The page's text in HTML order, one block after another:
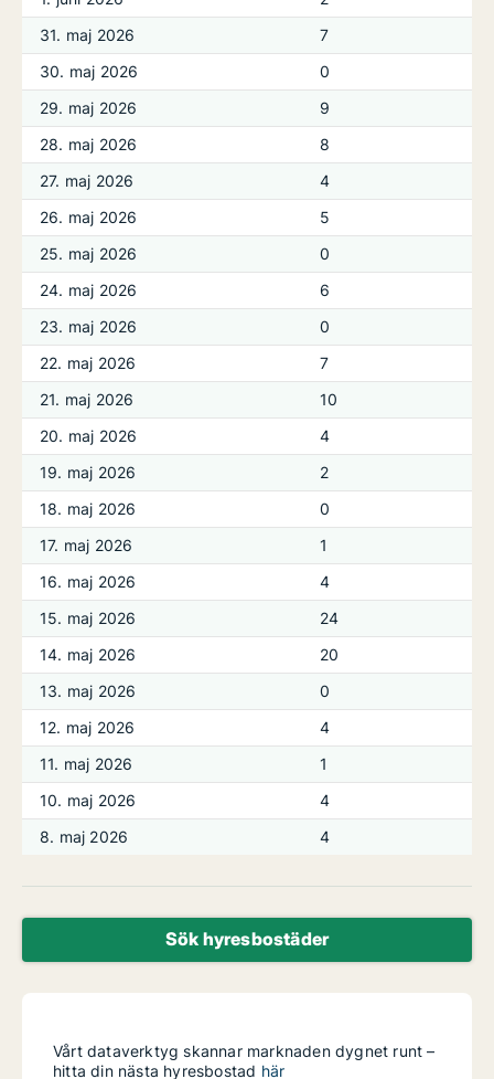
31. maj 2026
7
30. maj 2026
0
29. maj 2026
9
28. maj 2026
8
27. maj 2026
4
26. maj 2026
5
25. maj 2026
0
24. maj 2026
6
23. maj 2026
0
22. maj 2026
7
21. maj 2026
10
20. maj 2026
4
19. maj 2026
2
18. maj 2026
0
17. maj 2026
1
16. maj 2026
4
15. maj 2026
24
14. maj 2026
20
13. maj 2026
0
12. maj 2026
4
11. maj 2026
1
10. maj 2026
4
8. maj 2026
4
Sök hyresbostäder
Vårt dataverktyg skannar marknaden dygnet runt –
hitta din nästa hyresbostad här